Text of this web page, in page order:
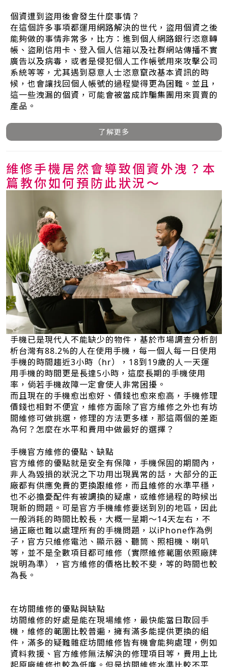
個資遭到盜用後會發生什麼事情？
在這個許多事項都運用網路解決的世代，盜用個資之後
能夠做的事情非常多，比方：進到個人網路銀行恣意轉
帳、盜刷信用卡、登入個人信箱以及社群網站傳播不實
廣告以及病毒，或者是侵犯個人工作帳號用來攻擊公司
系統等等，尤其遇到惡意人士恣意竄改基本資訊的時
候，也會讓找回個人帳號的過程變得更為困難。並且，
這一些洩漏的個資，可能會被當成詐騙集團用來買賣的
產品。
了解更多
維修手機居然會導致個資外洩？本
篇教你如何預防此狀況～
手機已是現代人不能缺少的物件，基於市場調查分析剖
析台灣有88.2%的人在使用手機，每一個人每一日使用
手機的時間趨近3小時（hr），18到19歲的人一天運
用手機的時間更是長達5小時，這麼長期的手機使用
率，倘若手機故障一定會使人非常困擾。
而且現在的手機愈出愈好、價錢也愈來愈高，手機修理
價錢也相對不便宜，維修方面除了官方維修之外也有坊
間維修可做挑選，修理的方法更多樣，那這兩個的差距
為何？怎麼在水平和費用中做最好的選擇？
手機官方維修的優點、缺點
官方維修的優點就是安全有保障，手機保固的期間內，
非人為毀損的狀況之下功用出現異常的話，大部分的正
廠都有供應免費的更換跟維修，而且維修的水準平穩，
也不必擔憂配件有被調換的疑慮，或維修過程的時候出
現新的問題。可是官方手機維修要送到別的地區，因此
一般消耗的時間比較長，大概一星期～14天左右，不
過正廠也難以處理所有的手機問題，以iPhone作為例
子，官方只維修電池、顯示器、聽筒、照相機、喇叭
等，並不是全數項目都可維修（實際維修範圍依照廠牌
說明為準），官方維修的價格比較不斐，等的時間也較
為長。
在坊間維修的優點與缺點
坊間維修的好處是能在現場維修，最快能當日取回手
機，維修的範圍比較普遍，擁有滿多能提供更換的組
件，滿多的疑難雜症坊間維修皆有機會能夠處理，例如
資料救援、官方維修無法解決的修理項目等，費用上比